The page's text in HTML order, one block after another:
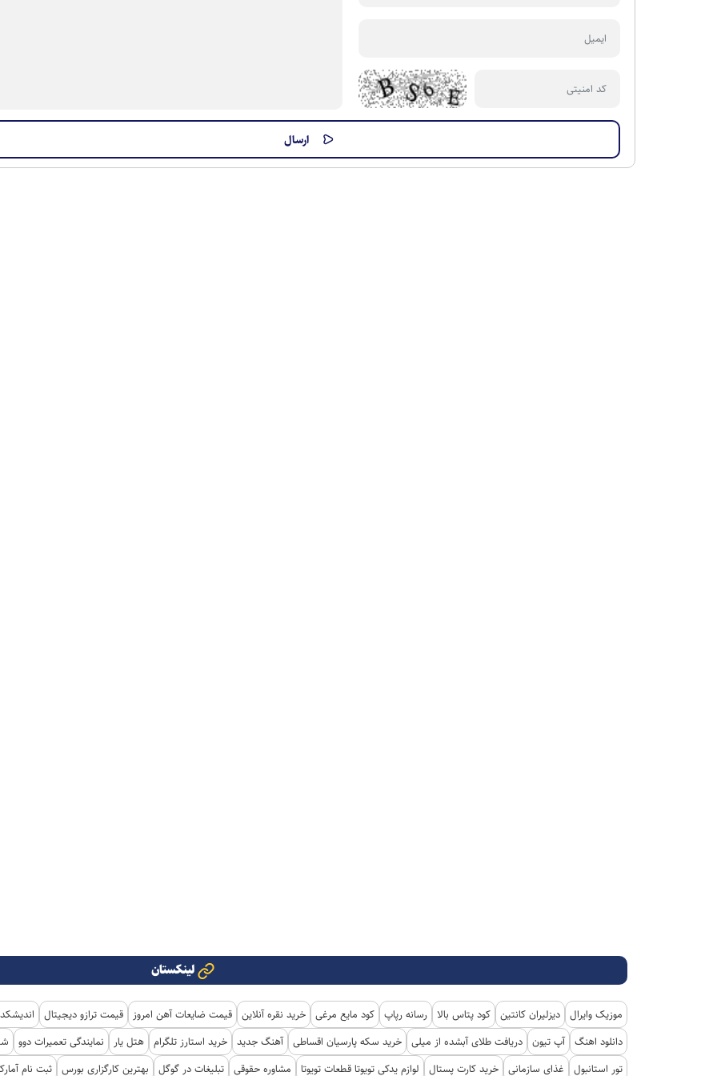
لینکستان
موزیک وایرال دیزلیران کانتین کود پتاس بالا رسانه رپاپ کود مایع مرغی خرید نقره آنلاین قیمت ضایعات آهن امروز قیمت ترازو دیجیتال
دانلود اهنگ آپ تیون دریافت طلای آبشده از میلی خرید سکه پارسیان اقساطی آهنگ جدید خرید استارز تلگرام هتل یار نمایندگی تعمیرات دوو
تور استانبول
غذای سازمانی خرید کارت پستال لوازم یدکی تویوتا قطعات تویوتا مشاوره حقوقی تبلیغات در گوگل بهترین کارگزاری بورس ثبت نام